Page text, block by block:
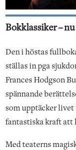
Bokklassiker –
Den i höstas
ställas in pga
Frances Hodgson
spännande
som upptäcker
fantastiska kraft att
Med teaterns